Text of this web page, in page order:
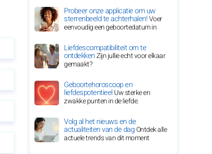
Probeer onze applicatie om uw
sterrenbeeld te achterhalen!Voer
eenvoudig een geboortedatum in
Liefdescompatibiliteit om te
ontdekkenZijn jullie echt voor elkaar
gemaakt?
Geboortehoroscoop en
liefdespotentieelUw sterke en
zwakke punten in de liefde.
Volg al het nieuws en de
actualiteiten van de dagOntdek alle
actuele trends van dit moment